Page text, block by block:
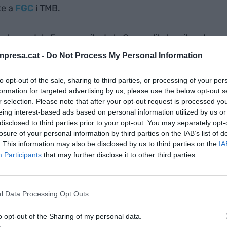
- Do Not Process My Personal Information
opt-out of the sale, sharing to third parties, or processing of your
for targeted advertising by us, please use the below opt-out
selection. Please note that after your opt-out request is processed
interest-based ads based on personal information utilized by us
to third parties prior to your opt-out. You may separately
of your personal information by third parties on the IAB’s list of
This information may also be disclosed by us to third parties on the
Participants that may further disclose it to other third parties.
Data Processing Opt Outs
opt-out of the Sharing of my personal data.
a FGCi TMB.
trens dels Ferrocarrils de la Generalitat arriba al
només és del 94%. Això vol dir que si agafes
tindràs dos retards significatius al mes.
arriben al 99% de fiabilitat horària.
Pla Felipe i
Rodalies en benefici de
a Madrid ha viscut en pròpia pell l’abisme entre
capital espanyola i la catalana. L’origen prové
(1990-93). Això en teoria, perquè a Barcelona